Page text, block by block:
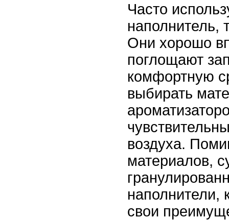
Часто
наполнитель,
Они хорошо
поглощают
комфортную
выбирать
воздуха.
материалов,
наполнители,
свои